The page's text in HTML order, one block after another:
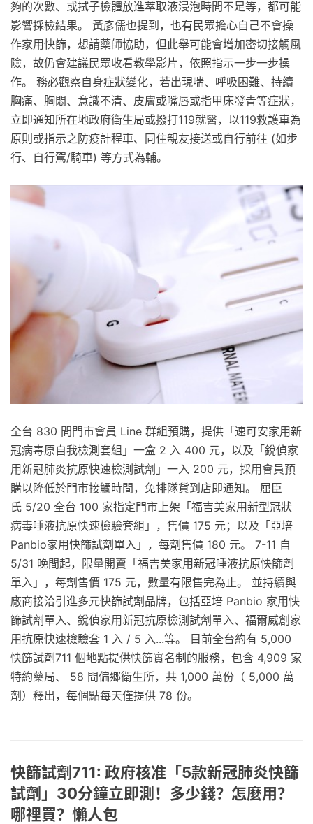
夠的次數、或拭子檢體放進萃取液浸泡時間不足等，都可能
影響採檢結果。 黃彥儒也提到，也有民眾擔心自己不會操
作家用快篩，想請藥師協助，但此舉可能會增加密切接觸風
險，故仍會建議民眾收看教學影片，依照指示一步一步操
作。 務必觀察自身症狀變化，若出現喘、呼吸困難、持續
胸痛、胸悶、意識不清、皮膚或嘴唇或指甲床發青等症狀，
立即通知所在地政府衛生局或撥打119就醫，以119救護車為
原則或指示之防疫計程車、同住親友接送或自行前往 (如步
行、自行駕/騎車) 等方式為輔。
全台 830 間門市會員 Line 群組預購，提供「速可安家用新
冠病毒原自我檢測套組」一盒 2 入 400 元，以及「銳偵家
用新冠肺炎抗原快速檢測試劑」一入 200 元，採用會員預
購以降低於門市接觸時間，免排隊貨到店即通知。 屈臣
氏 5/20 全台 100 家指定門市上架「福吉美家用新型冠狀
病毒唾液抗原快速檢驗套組」，售價 175 元；以及「亞培
Panbio家用快篩試劑單入」，每劑售價 180 元。 7-11 自
5/31 晚間起，限量開賣「福吉美家用新冠唾液抗原快篩劑
單入」，每劑售價 175 元，數量有限售完為止。 並持續與
廠商接洽引進多元快篩試劑品牌，包括亞培 Panbio 家用快
篩試劑單入、銳偵家用新冠抗原檢測試劑單入、福爾威創家
用抗原快速檢驗套 1 入 / 5 入...等。 目前全台約有 5,000
快篩試劑711 個地點提供快篩實名制的服務，包含 4,909 家
特約藥局、 58 間偏鄉衛生所，共 1,000 萬份（ 5,000 萬
劑）釋出，每個點每天僅提供 78 份。
快篩試劑711: 政府核准「5款新冠肺炎快篩
試劑」30分鐘立即測！多少錢？怎麼用？
哪裡買？懶人包